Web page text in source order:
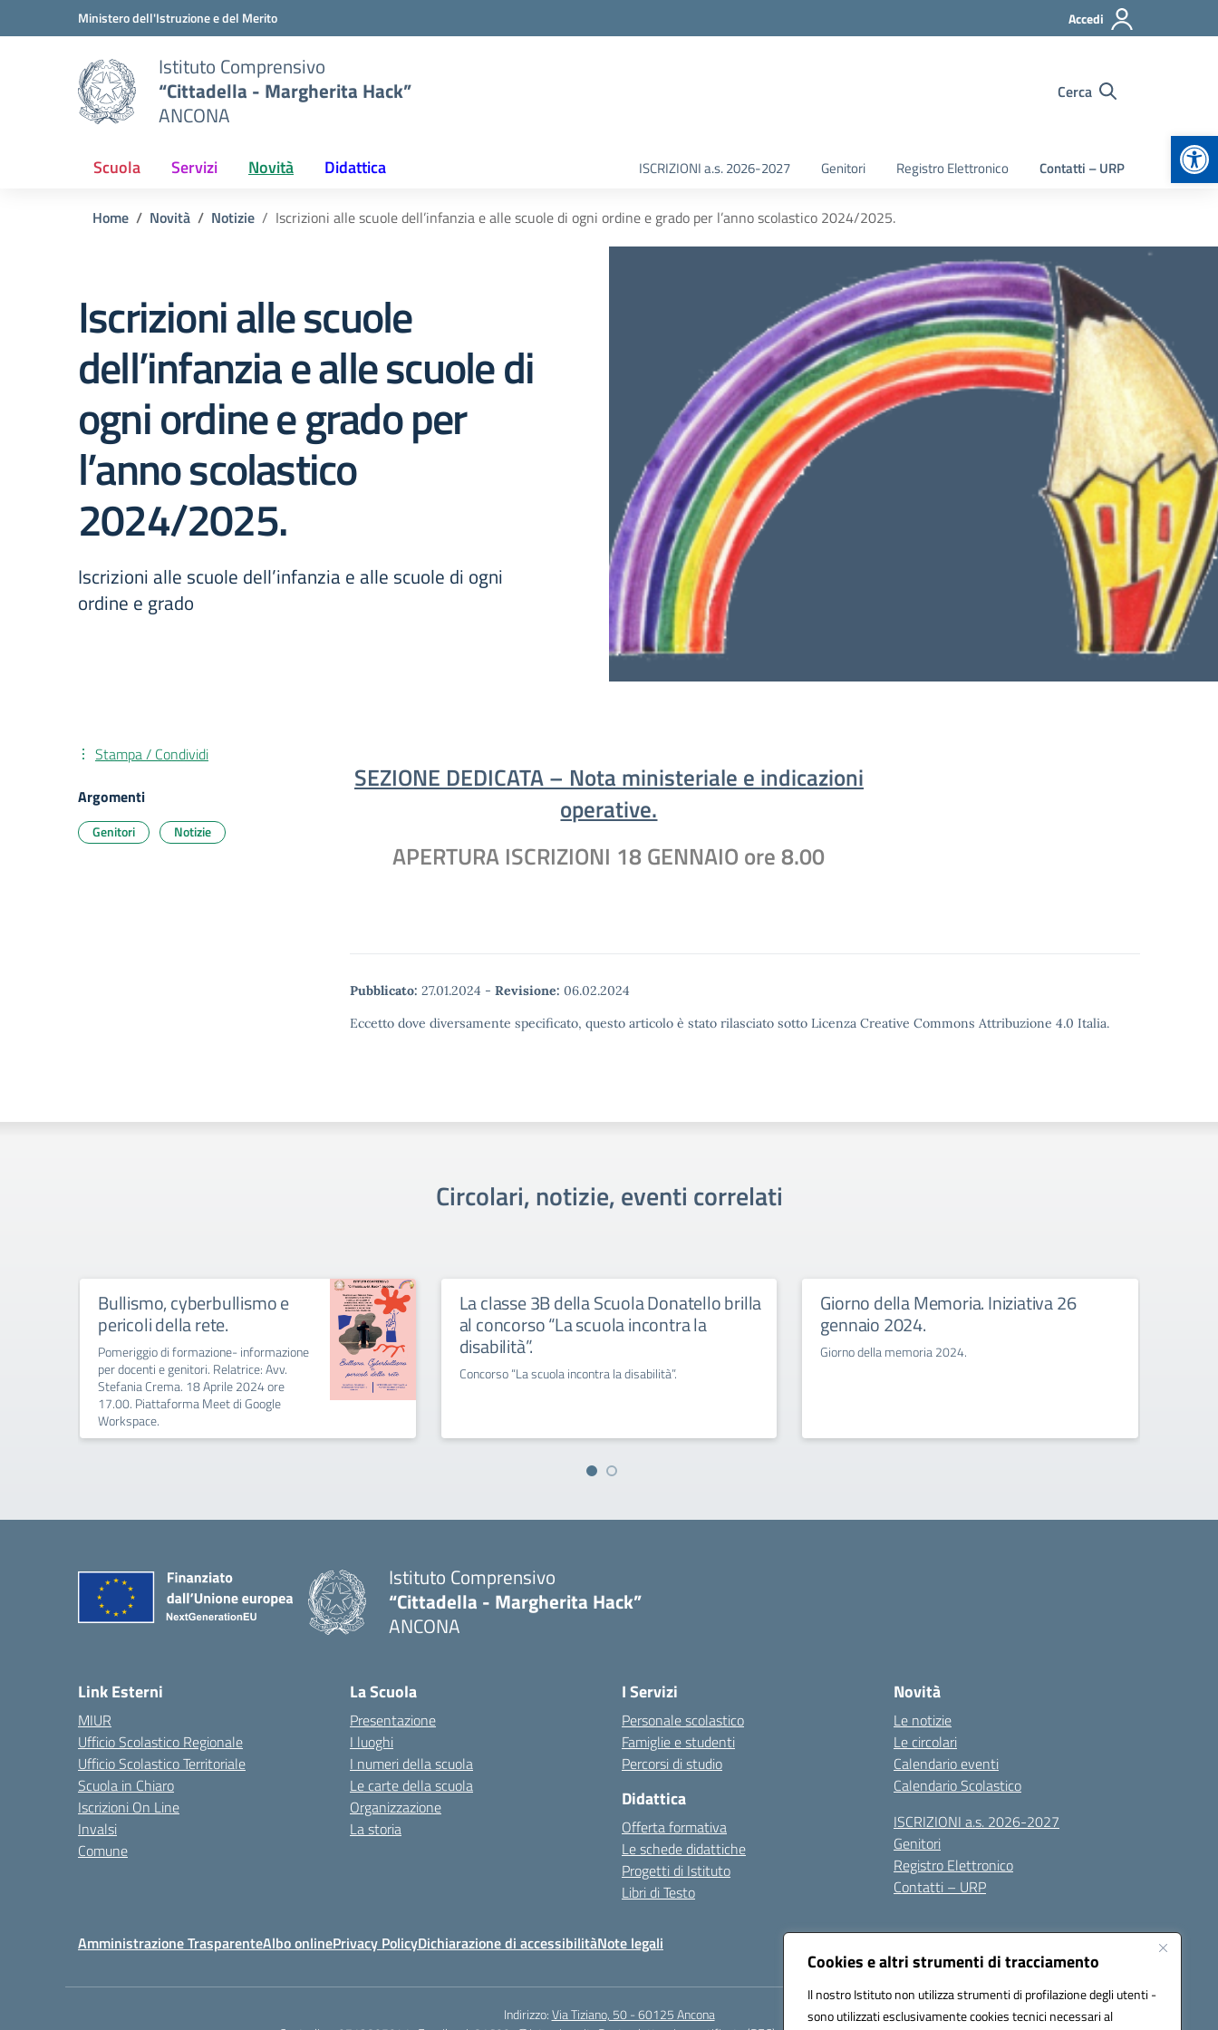
Cookies e altri strumenti di tracciamento
Il nostro Istituto non utilizza strumenti di profilazione degli utenti -
sono utilizzati esclusivamente cookies tecnici necessari al
Vai ai contenuti
Vai al menu di navigazioneMinistero dell'Istruzione e del Merito Accedi
Istituto Comprensivo
“Cittadella - Margherita Hack”
ANCONA
Cerca
Scuola Servizi Novità Didattica ISCRIZIONI a.s. 2026-2027 Genitori Registro Elettronico Contatti – URP
Home Novità Notizie Iscrizioni alle scuole dell’infanzia e alle scuole di ogni ordine e grado per l’anno scolastico 2024/2025.
Iscrizioni alle scuole
dell’infanzia e alle scuole di
ogni ordine e grado per
l’anno scolastico
2024/2025.
Iscrizioni alle scuole dell’infanzia e alle scuole di ogni
ordine e grado
SEZIONE DEDICATA – Nota ministeriale e indicazioni
operative.
APERTURA ISCRIZIONI 18 GENNAIO ore 8.00
Pubblicato: 27.01.2024 - Revisione: 06.02.2024
Eccetto dove diversamente specificato, questo articolo è stato rilasciato sotto Licenza Creative Commons Attribuzione 4.0 Italia.
Stampa / Condividi
Argomenti
Genitori Notizie
Circolari, notizie, eventi correlati
Bullismo, cyberbullismo e
pericoli della rete.
Pomeriggio di formazione- informazione
per docenti e genitori. Relatrice: Avv.
Stefania Crema. 18 Aprile 2024 ore
17.00. Piattaforma Meet di Google
Workspace.
La classe 3B della Scuola Donatello brilla
al concorso “La scuola incontra la
disabilità”.
Concorso “La scuola incontra la disabilità”.
Giorno della Memoria. Iniziativa 26
gennaio 2024.
Giorno della memoria 2024.
Istituto Comprensivo
“Cittadella - Margherita Hack”
ANCONA
Link Esterni
MIUR
Ufficio Scolastico Regionale
Ufficio Scolastico Territoriale
Scuola in Chiaro
Iscrizioni On Line
Invalsi
Comune
La Scuola
Presentazione
I luoghi
I numeri della scuola
Le carte della scuola
Organizzazione
La storia
I Servizi
Personale scolastico
Famiglie e studenti
Percorsi di studio
Didattica
Offerta formativa
Le schede didattiche
Progetti di Istituto
Libri di Testo
Novità
Le notizie
Le circolari
Calendario eventi
Calendario Scolastico
ISCRIZIONI a.s. 2026-2027
Genitori
Registro Elettronico
Contatti – URP
Amministrazione TrasparenteAlbo onlinePrivacy PolicyDichiarazione di accessibilitàNote legali
Indirizzo:Via Tiziano, 50 - 60125 Ancona